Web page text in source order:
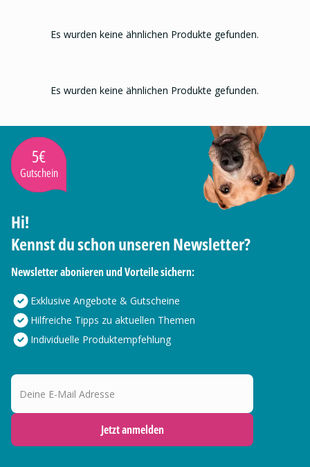
Es wurden keine ähnlichen Produkte gefunden.
Es wurden keine ähnlichen Produkte gefunden.
5€
Gutschein
Hi!
Kennst du schon unseren Newsletter?
Newsletter abonieren und Vorteile sichern:
Exklusive Angebote & Gutscheine
Hilfreiche Tipps zu aktuellen Themen
Individuelle Produktempfehlung
Deine E-Mail Adresse
Jetzt anmelden